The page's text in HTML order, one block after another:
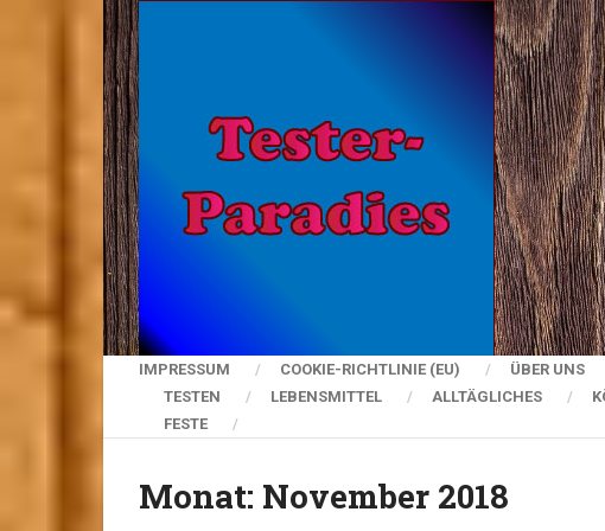
IMPRESSUM COOKIE-RICHTLINIE (EU) ÜBER UNS
TESTEN
LEBENSMITTEL ALLTÄGLICHES
FESTE
Monat: November 2018